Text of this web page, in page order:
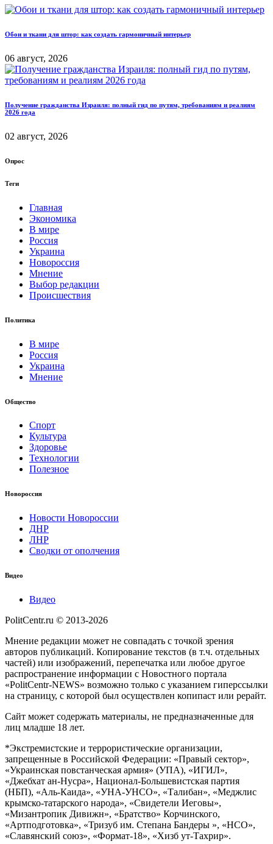
Обои и ткани для штор: как создать гармоничный интерьер
06 август, 2026
Получение гражданства Израиля: полный гид по путям, требованиям и реалиям
2026 года
02 август, 2026
Опрос
Теги
Главная
Экономика
В мире
Россия
Украина
Новороссия
Мнение
Выбор редакции
Происшествия
Политика
В мире
Россия
Украина
Мнение
Общество
Спорт
Культура
Здоровье
Технологии
Полезное
Новороссия
Новости Новороссии
ДНР
ЛНР
Сводки от ополчения
Видео
Видео
PolitCentr.ru © 2013-2026
Мнение редакции может не совпадать с точкой зрения
авторов публикаций. Копирование текстов (в т.ч. отдельных
частей) или изображений, перепечатка или любое другое
распространение информации с Новостного портала
«PolitCentr-NEWS» возможно только с указанием гиперссылки
на страницу, с которой был осуществлен копипаст или рерайт.
Сайт может содержать материалы, не предназначенные для
лиц младше 18 лет.
*Экстремистские и террористические организации,
запрещенные в Российской Федерации: «Правый сектор»,
«Украинская повстанческая армия» (УПА), «ИГИЛ»,
«Джебхат ан-Нусра», Национал-Большевистская партия
(НБП), «Аль-Каида», «УНА-УНСО», «Талибан», «Меджлис
крымско-татарского народа», «Свидетели Иеговы»,
«Мизантропик Дивижн», «Братство» Корчинского,
«Артподготовка», «Тризуб им. Степана Бандеры », «НСО»,
«Славянский союз», «Формат-18», «Хизб ут-Тахрир».